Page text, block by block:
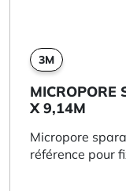
3M
MICROPORE
X 9,14M
Micropore
référence pour